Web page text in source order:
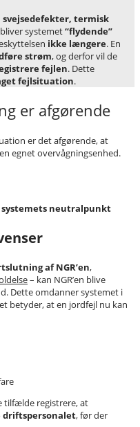
svejsedefekter, termisk
systemet“flydende”
ikke længere. En
strøm, og derfor vil de
fejlen. Dette
fejlsituation.
er afgørende
er det afgørende, at
egnet overvågningsenhed.
neutralpunkt
af NGR’en,
– kan NGR’en blive
Dette omdanner systemet i
betyder, at en jordfejl nu kan
tilfælde registrere, at
driftspersonalet, før der